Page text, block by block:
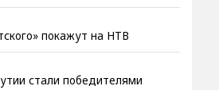
покажут на НТВ
стали победителями